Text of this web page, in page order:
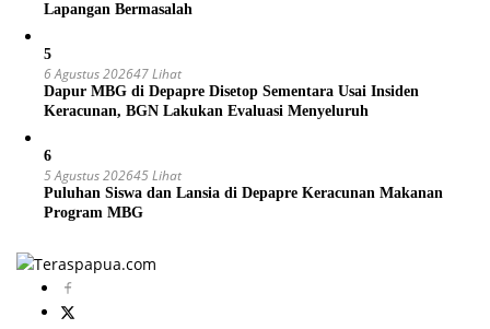
Lapangan Bermasalah
5
6 Agustus 202647 Lihat
Dapur MBG di Depapre Disetop Sementara Usai Insiden
Keracunan, BGN Lakukan Evaluasi Menyeluruh
6
5 Agustus 202645 Lihat
Puluhan Siswa dan Lansia di Depapre Keracunan Makanan
Program MBG